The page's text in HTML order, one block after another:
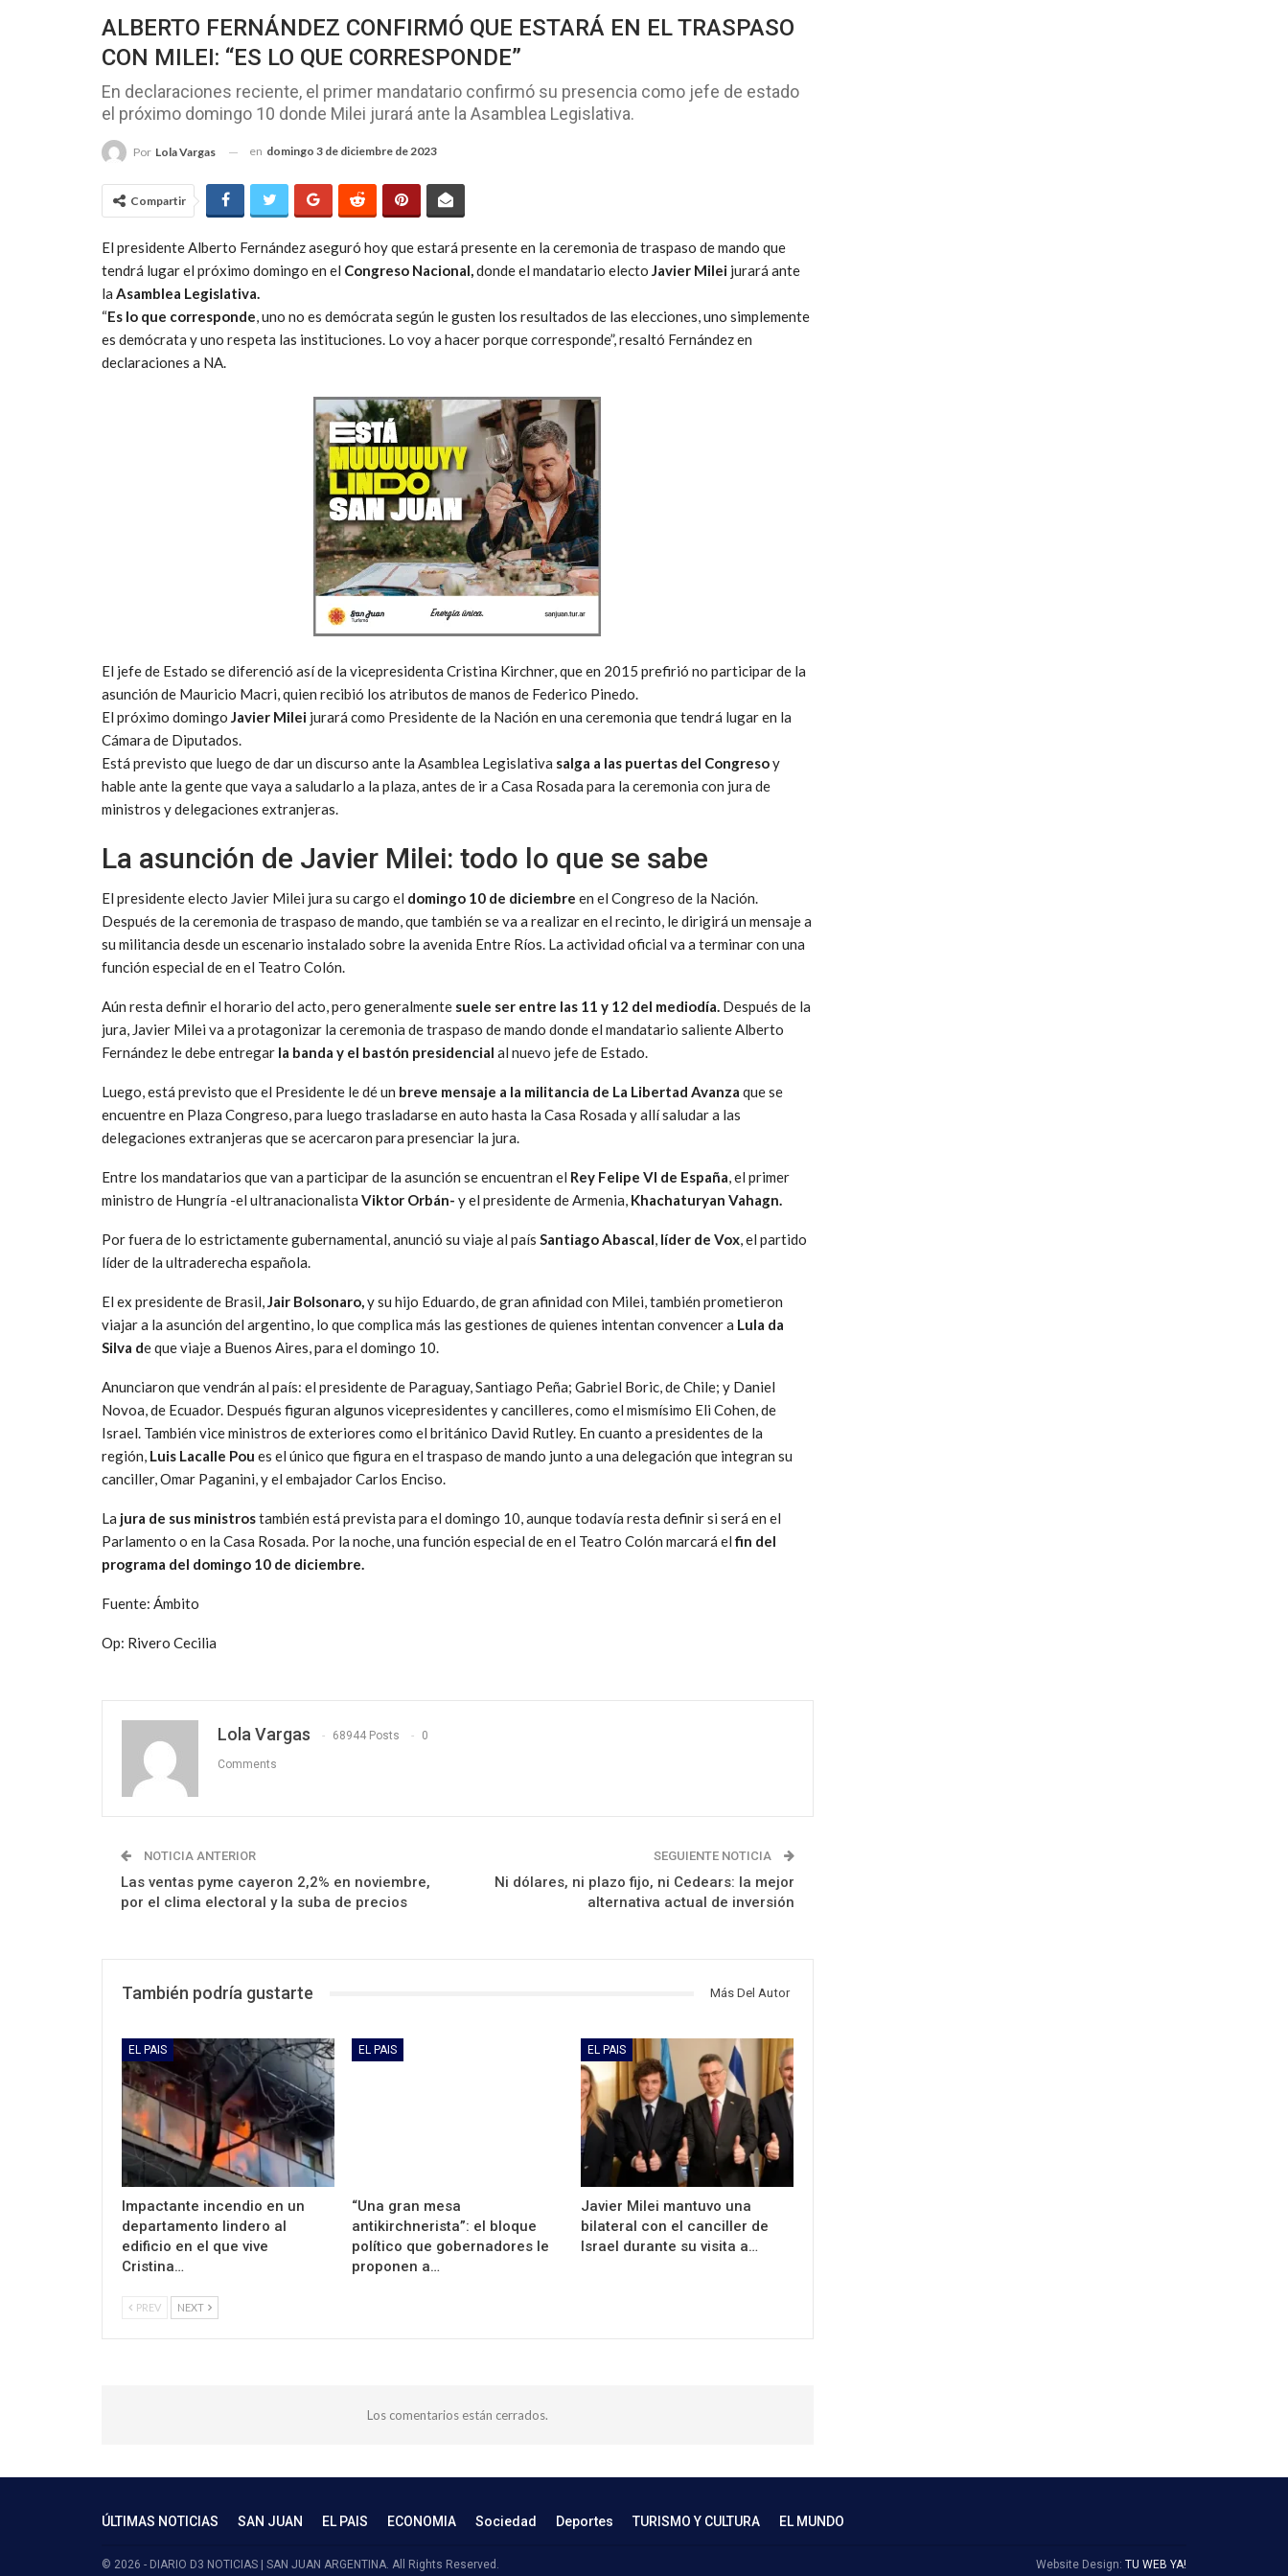
ALBERTO FERNÁNDEZ CONFIRMÓ QUE ESTARÁ EN EL TRASPASO
CON MILEI: “ES LO QUE CORRESPONDE”
En declaraciones reciente, el primer mandatario confirmó su presencia como jefe de estado
el próximo domingo 10 donde Milei jurará ante la Asamblea Legislativa.
Por Lola Vargas en domingo 3 de diciembre de 2023
Compartir
El presidente Alberto Fernández aseguró hoy que estará presente en la ceremonia de traspaso de mando que
tendrá lugar el próximo domingo en el Congreso Nacional,donde el mandatario electo Javier Milei jurará ante
la Asamblea Legislativa.
“Es lo que corresponde, uno no es demócrata según le gusten los resultados de las elecciones, uno simplemente
es demócrata y uno respeta las instituciones. Lo voy a hacer porque corresponde”, resaltó Fernández en
declaraciones a NA.
El jefe de Estado se diferenció así de la vicepresidenta Cristina Kirchner, que en 2015 prefirió no participar de la
asunción de Mauricio Macri, quien recibió los atributos de manos de Federico Pinedo.
El próximo domingo Javier Milei jurará como Presidente de la Nación en una ceremonia que tendrá lugar en la
Cámara de Diputados.
Está previsto que luego de dar un discurso ante la Asamblea Legislativa salga a las puertas del Congresoy
hable ante la gente que vaya a saludarlo a la plaza, antes de ir a Casa Rosada para la ceremonia con jura de
ministros y delegaciones extranjeras.
La asunción de Javier Milei: todo lo que se sabe
El presidente electo Javier Milei jura su cargo el domingo 10 de diciembre en el Congreso de la Nación.
Después de la ceremonia de traspaso de mando, que también se va a realizar en el recinto, le dirigirá un mensaje a
su militancia desde un escenario instalado sobre la avenida Entre Ríos. La actividad oficial va a terminar con una
función especial de en el Teatro Colón.
Aún resta definir el horario del acto, pero generalmente suele ser entre las 11 y 12 del mediodía. Después de la
jura, Javier Milei va a protagonizar la ceremonia de traspaso de mando donde el mandatario saliente Alberto
Fernández le debe entregar la banda y el bastón presidencial al nuevo jefe de Estado.
Luego, está previsto que el Presidente le dé un breve mensaje a la militancia de La Libertad Avanza que se
encuentre en Plaza Congreso, para luego trasladarse en auto hasta la Casa Rosada y allí saludar a las
delegaciones extranjeras que se acercaron para presenciar la jura.
Entre los mandatarios que van a participar de la asunción se encuentran el Rey Felipe VI de España, el primer
ministro de Hungría -el ultranacionalista Viktor Orbán- y el presidente de Armenia, Khachaturyan Vahagn.
Por fuera de lo estrictamente gubernamental, anunció su viaje al país Santiago Abascal, líder de Vox, el partido
líder de la ultraderecha española.
El ex presidente de Brasil,Jair Bolsonaro,y su hijo Eduardo, de gran afinidad con Milei, también prometieron
viajar a la asunción del argentino, lo que complica más las gestiones de quienes intentan convencer a Lula da
Silva de que viaje a Buenos Aires, para el domingo 10.
Anunciaron que vendrán al país: el presidente de Paraguay, Santiago Peña; Gabriel Boric, de Chile; y Daniel
Novoa, de Ecuador. Después figuran algunos vicepresidentes y cancilleres, como el mismísimo Eli Cohen, de
Israel. También vice ministros de exteriores como el británico David Rutley. En cuanto a presidentes de la
región, Luis Lacalle Pou es el único que figura en el traspaso de mando junto a una delegación que integran su
canciller, Omar Paganini, y el embajador Carlos Enciso.
La jura de sus ministrostambién está prevista para el domingo 10, aunque todavía resta definir si será en el
Parlamento o en la Casa Rosada. Por la noche, una función especial de en el Teatro Colón marcará elfin del
programa del domingo 10 de diciembre.
Fuente: Ámbito
Op: Rivero Cecilia
Lola Vargas 68944 Posts 0
Comments
NOTICIA ANTERIOR
Las ventas pyme cayeron 2,2% en noviembre,
por el clima electoral y la suba de precios
SEGUIENTE NOTICIA
Ni dólares, ni plazo fijo, ni Cedears: la mejor
alternativa actual de inversión
También podría gustarte Más Del Autor
EL PAIS
Impactante incendio en un
departamento lindero al
edificio en el que vive
Cristina…
EL PAIS
“Una gran mesa
antikirchnerista”: el bloque
político que gobernadores le
proponen a…
EL PAIS
Javier Milei mantuvo una
bilateral con el canciller de
Israel durante su visita a…
PREV NEXT
Los comentarios están cerrados.
ÚLTIMAS NOTICIAS SAN JUAN EL PAIS ECONOMIA Sociedad Deportes TURISMO Y CULTURA EL MUNDO
© 2026 - DIARIO D3 NOTICIAS | SAN JUAN ARGENTINA. All Rights Reserved. Website Design: TU WEB YA!